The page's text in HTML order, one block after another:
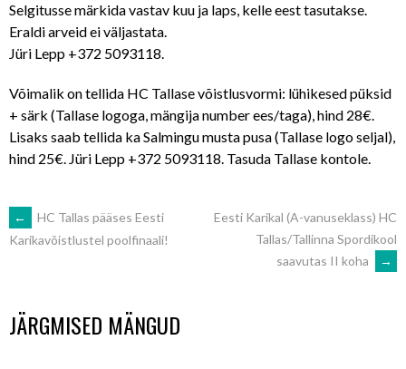
Selgitusse märkida vastav kuu ja laps, kelle eest tasutakse.
Eraldi arveid ei väljastata.
Jüri Lepp +372 5093118.
Võimalik on tellida HC Tallase võistlusvormi: lühikesed püksid
+ särk (Tallase logoga, mängija number ees/taga), hind 28€.
Lisaks saab tellida ka Salmingu musta pusa (Tallase logo seljal),
hind 25€. Jüri Lepp +372 5093118. Tasuda Tallase kontole.
POST
←
HC Tallas pääses Eesti
Karikavõistlustel poolfinaali!
Eesti Karikal (A-vanuseklass) HC
Tallas/Tallinna Spordikool
saavutas II koha
→
JÄRGMISED MÄNGUD